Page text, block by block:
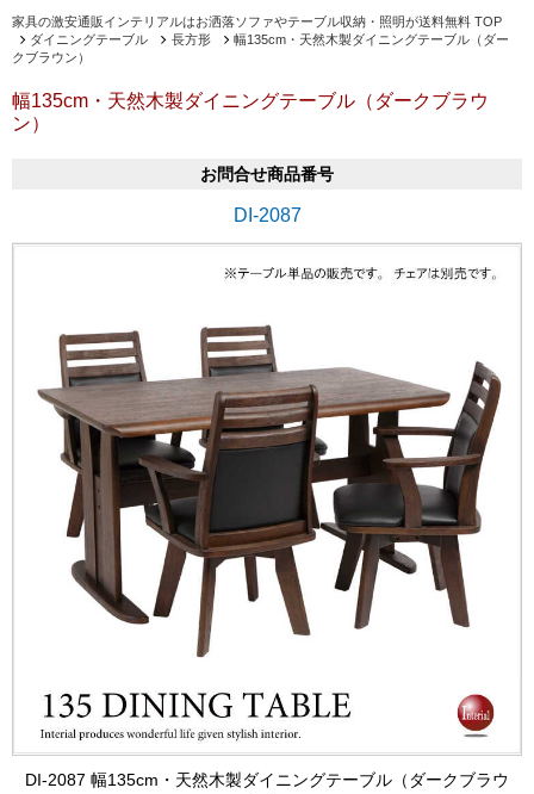
家具の激安通販インテリアルはお洒落ソファやテーブル収納・照明が送料無料 TOP
ダイニングテーブル
長方形
幅135cm・天然木製ダイニングテーブル（ダー
クブラウン）
幅135cm・天然木製ダイニングテーブル（ダークブラウ
ン）
お問合せ商品番号
DI-2087
DI-2087 幅135cm・天然木製ダイニングテーブル（ダークブラウ